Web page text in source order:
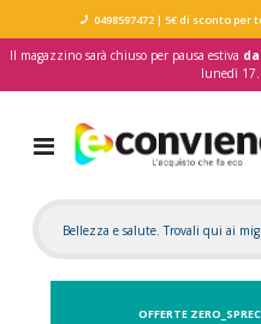
0498597472| 5€ di sconto per
Il magazzino sarà chiuso per pausa estiva
lunedì 17.
Toggle
Nav
OFFERTE